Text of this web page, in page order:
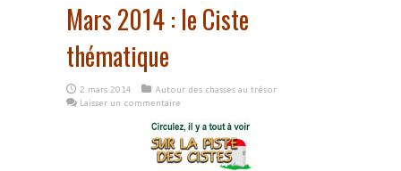
Mars 2014 : le Ciste
thématique
2 mars 2014
Autour des chasses au trésor
Laisser un commentaire